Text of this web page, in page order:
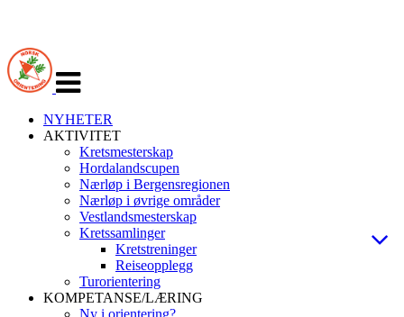
navigasjon
NYHETER
AKTIVITET
Kretsmesterskap
Hordalandscupen
Nærløp i Bergensregionen
Nærløp i øvrige områder
Vestlandsmesterskap
Kretssamlinger
Kretstreninger
Reiseopplegg
Turorientering
KOMPETANSE/LÆRING
Ny i orientering?